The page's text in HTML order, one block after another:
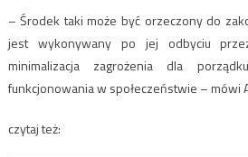
– Środek taki może być orzeczony do
jest wykonywany po jej odbyciu
minimalizacja zagrożenia dla
funkcjonowania w społeczeństwie – mówi
czytaj też: